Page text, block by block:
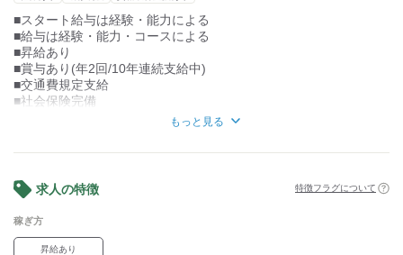
■スタート給与は経験・能力による
■給与は経験・能力・コースによる
■昇給あり
■賞与あり(年2回/10年連続支給中)
■交通費規定支給
■社会保険完備
■車・バイク・自転車通勤OK
■資格取得支援制度あり(10t免許など)
■社内教育体制あり
■試用期間あり(3ヵ月/給与同じ)
■定年後の再雇用制度あり
■屋内原則禁煙（屋外喫煙可能）
もっと見る
求人の特徴 特徴フラグについて
稼ぎ方
昇給あり